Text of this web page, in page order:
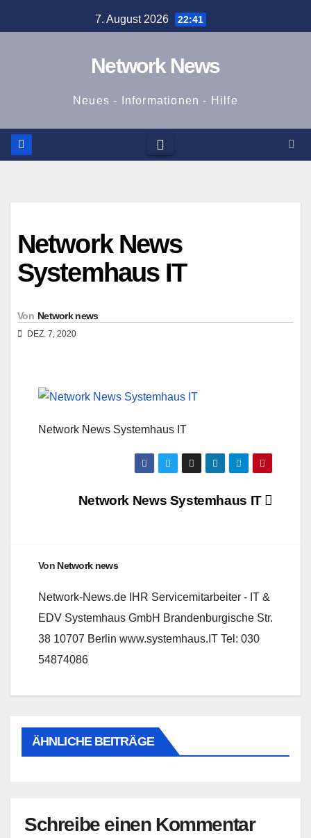
Inhalt
7. August 2026 22:41
Network News
Neues - Informationen - Hilfe
Network News
Systemhaus IT
Von Network news
DEZ. 7, 2020
Network News Systemhaus IT
Beitragsnavigation
Network News Systemhaus IT
Von Network news
Network-News.de IHR Servicemitarbeiter - IT &
EDV Systemhaus GmbH Brandenburgische Str.
38 10707 Berlin www.systemhaus.IT Tel: 030
54874086
ÄHNLICHE BEITRÄGE
Schreibe einen Kommentar